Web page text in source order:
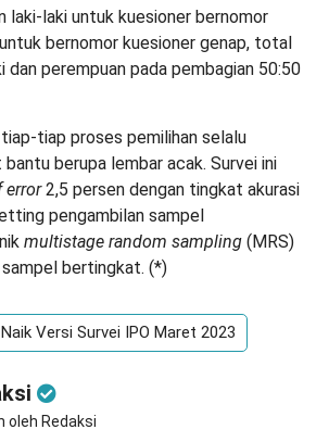
laki-laki untuk kuesioner bernomor
bernomor kuesioner genap, total
dan perempuan pada pembagian 50:50
tiap proses pemilihan selalu
berupa lembar acak. Survei ini
error2,5 persen dengan tingkat akurasi
pengambilan sampel
multistage random sampling (MRS)
bertingkat. (*)
Versi Survei IPO Maret 2023
oleh Redaksi